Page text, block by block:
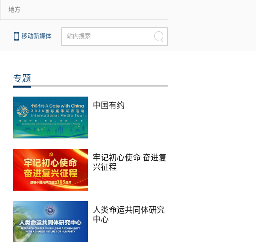
地方
移动新媒体 站内搜索
专题
中国有约
牢记初心使命 奋进复
兴征程
人类命运共同体研究
中心